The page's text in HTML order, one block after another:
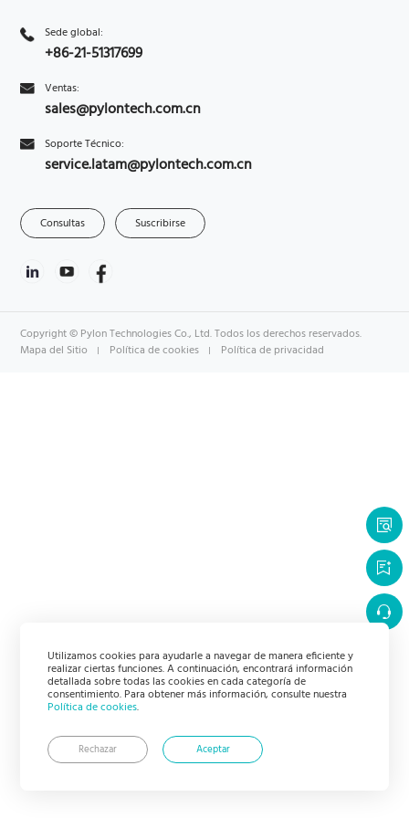
Utilizamos cookies para ayudarle a navegar de manera eficiente y
realizar ciertas funciones. A continuación, encontrará información
detallada sobre todas las cookies en cada categoría de
consentimiento. Para obtener más información, consulte nuestra
Política de cookies.
Aceptar
Rechazar
Sede global:
+86-21-51317699
Ventas:
sales@pylontech.com.cn
Soporte Técnico:
service.latam@pylontech.com.cn
Consultas Suscribirse
Copyright © Pylon Technologies Co., Ltd. Todos los derechos reservados.
Mapa del Sitio
Política de cookies Política de privacidad